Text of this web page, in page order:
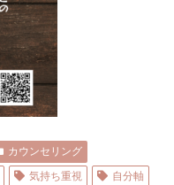
カウンセリング
気持ち重視
自分軸